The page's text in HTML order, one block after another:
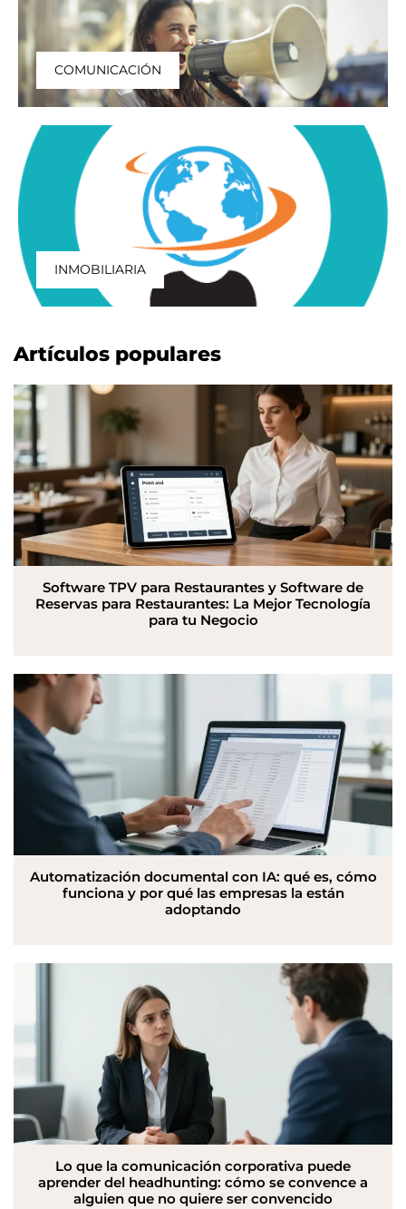
COMUNICACIÓN
INMOBILIARIA
Artículos populares
Software TPV para Restaurantes y Software de
Reservas para Restaurantes: La Mejor Tecnología
para tu Negocio
Automatización documental con IA: qué es, cómo
funciona y por qué las empresas la están
adoptando
Lo que la comunicación corporativa puede
aprender del headhunting: cómo se convence a
alguien que no quiere ser convencido